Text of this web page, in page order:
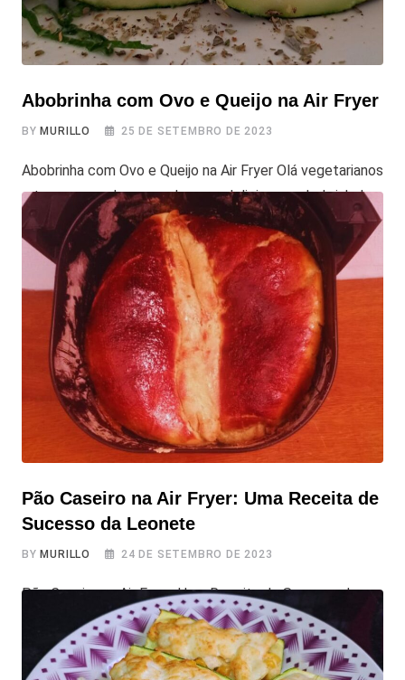
Abobrinha com Ovo e Queijo na Air Fryer
BY MURILLO 25 DE SETEMBRO DE 2023
Abobrinha com Ovo e Queijo na Air Fryer Olá vegetarianos
e turma que adora esse legume delicioso, a abobrinha!
Hoje, estamos trazendo uma receita simples e deliciosa
que coloca a abobrinha no centro do palco,
acompanhada dos ovos e do queijo, tudo preparado com
facilidade na Air Fryer. Maravilha, né? Vamos aprender
toda a receita
Pão Caseiro na Air Fryer: Uma Receita de
Sucesso da Leonete
BY MURILLO 24 DE SETEMBRO DE 2023
Pão Caseiro na Air Fryer: Uma Receita de Sucesso da
Leonete Hoje, trazemos mais uma receita, da mais
querida leitora do site Tudo Air Fryer, a Leonete, que
testou essa receita e nos ensinou na integra como